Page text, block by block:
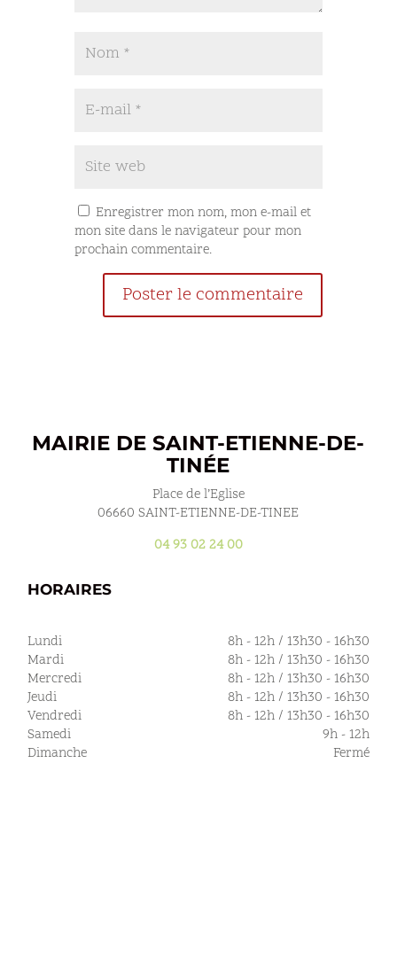
Enregistrer mon nom, mon e-mail et
mon site dans le navigateur pour mon
prochain commentaire.
MAIRIE DE SAINT-ETIENNE-DE-
TINÉE
Place de l’Eglise
06660 SAINT-ETIENNE-DE-TINEE
04 93 02 24 00
HORAIRES
Lundi
8h - 12h / 13h30 - 16h30
Mardi
8h - 12h / 13h30 - 16h30
Mercredi
8h - 12h / 13h30 - 16h30
Jeudi
8h - 12h / 13h30 - 16h30
Vendredi
8h - 12h / 13h30 - 16h30
Samedi
9h - 12h
Dimanche
Fermé